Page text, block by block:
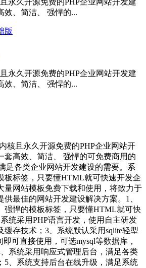
永久开源免费的PHP企业网站开发建
效、简洁、 强悍的...
永久开源免费的PHP企业网站开发建
效、简洁、 强悍的...
核且永久开源免费的PHP企业网站开
套高效、简洁、 强悍的可免费商用的
足各类企业网站开发建设的需要。系
板标签，只要懂HTML就可快速开发企
量网站模板免费下载和使用，将致力于
最佳的网站开发建设解决方案。1、
强悍的模板标签，只要懂HTML就可快
统采用PHP语言开发，使用自主研发
缓存技术；3、系统默认采用sqlite轻型
可直接使用，可选mysql等数据库，
系统采用响应式管理后台，满足各类
5、系统支持后台在线升级，满足系统